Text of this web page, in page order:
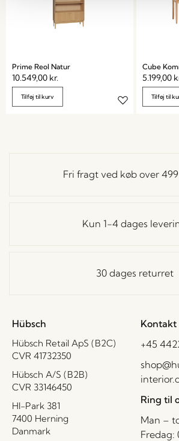
Prime Reol Natur
10.549,00 kr.
Tilføj til kurv
Cube
5.199,00
Tilføj til
Fri fragt ved køb over
Kun 1-4 dages
30 dages returret
Hübsch
Hübsch Retail ApS (B2C)
CVR 41732350
Hübsch A/S (B2B)
CVR 33146450
HI-Park 381
7400 Herning
Danmark
Kontakt
+45
Ring til
Man –
Fredag: